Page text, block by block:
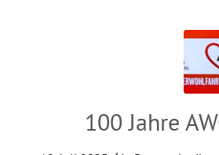
100 Jahre